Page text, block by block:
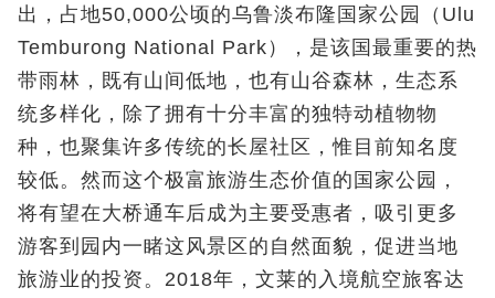
出，占地50,000公顷的乌鲁淡布隆国家公园（Ulu
Temburong National Park），是该国最重要的热
带雨林，既有山间低地，也有山谷森林，生态系
统多样化，除了拥有十分丰富的独特动植物物
种，也聚集许多传统的长屋社区，惟目前知名度
较低。然而这个极富旅游生态价值的国家公园，
将有望在大桥通车后成为主要受惠者，吸引更多
游客到园内一睹这风景区的自然面貌，促进当地
旅游业的投资。2018年，文莱的入境航空旅客达